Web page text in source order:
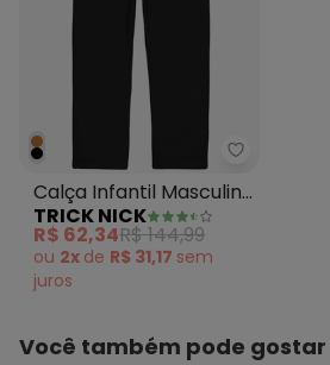
Trick
Calça Infantil Masculina
Cotelê Preto
TRICK NICK
R$ 62,34R$ 144,99
ou 2x de R$ 31,17 sem
juros
Você também pode gostar